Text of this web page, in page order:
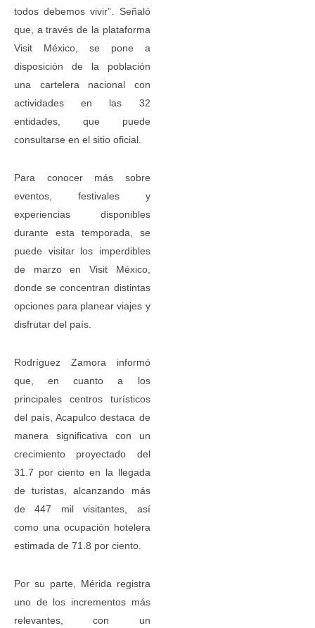
todos debemos vivir”. Señaló
que, a través de la plataforma
Visit México, se pone a
disposición de la población
una cartelera nacional con
actividades en las 32
entidades, que puede
consultarse en el sitio oficial.
Para conocer más sobre
eventos, festivales y
experiencias disponibles
durante esta temporada, se
puede visitar los imperdibles
de marzo en Visit México,
donde se concentran distintas
opciones para planear viajes y
disfrutar del país.
Rodríguez Zamora informó
que, en cuanto a los
principales centros turísticos
del país, Acapulco destaca de
manera significativa con un
crecimiento proyectado del
31.7 por ciento en la llegada
de turistas, alcanzando más
de 447 mil visitantes, así
como una ocupación hotelera
estimada de 71.8 por ciento.
Por su parte, Mérida registra
uno de los incrementos más
relevantes, con un